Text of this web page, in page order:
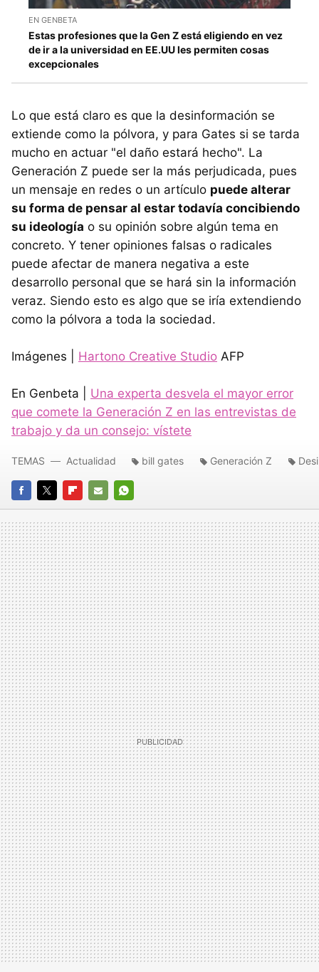
EN GENBETA
Estas profesiones que la Gen Z está eligiendo en vez
de ir a la universidad en EE.UU les permiten cosas
excepcionales
Lo que está claro es que la desinformación se
extiende como la pólvora, y para Gates si se tarda
mucho en actuar "el daño estará hecho". La
Generación Z puede ser la más perjudicada, pues
un mensaje en redes o un artículo puede alterar
su forma de pensar al estar todavía concibiendo
su ideología o su opinión sobre algún tema en
concreto. Y tener opiniones falsas o radicales
puede afectar de manera negativa a este
desarrollo personal que se hará sin la información
veraz. Siendo esto es algo que se iría extendiendo
como la pólvora a toda la sociedad.
Imágenes | Hartono Creative Studio AFP
En Genbeta | Una experta desvela el mayor error
que comete la Generación Z en las entrevistas de
trabajo y da un consejo: vístete
FACEBOOK
TWITTERFLIPBOARD
E-
MAIL
WHATSAPP
TEMAS Actualidad bill gates Generación Z